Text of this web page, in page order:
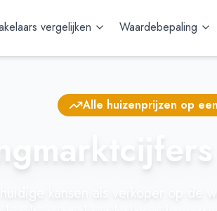
vergelijken Waardebepaling
Alle huizenprijzen op